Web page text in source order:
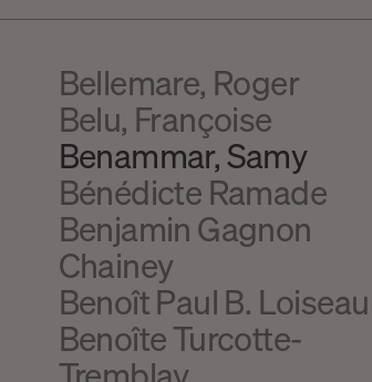
Bellemare, Roger
Belu, Françoise
Benammar, Samy
Bénédicte Ramade
Benjamin Gagnon
Chainey
Benoît Paul B. Loiseau
Benoîte Turcotte-